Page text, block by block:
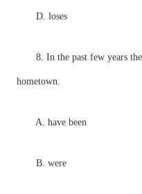
D. loses
8. In the past few years
hometown.
A. have been
B. were